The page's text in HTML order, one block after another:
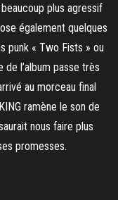
plus agressif
également quelques
punk « Two Fists » ou
de l’album passe très
au morceau final
ramène le son de
nous faire plus
promesses.